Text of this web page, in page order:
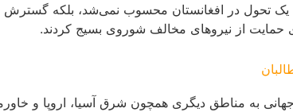
یک تحول در افغانستان محسوب نمی‌شد، بلکه
حمایت از نیروهای مخالف شوروی بسیج کردند.
جهانی به مناطق دیگری همچون شرق آسیا، اروپا و